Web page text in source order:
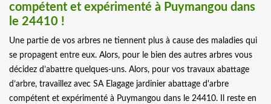
compétent et expérimenté à Puymangou dans
le 24410 !
Une partie de vos arbres ne tiennent plus à cause des maladies qui
se propagent entre eux. Alors, pour le bien des autres arbres vous
décidez d’abattre quelques-uns. Alors, pour vos travaux abattage
d’arbre, travaillez avec SA Elagage jardinier abattage d'arbre
compétent et expérimenté à Puymangou dans le 24410. Il reste en